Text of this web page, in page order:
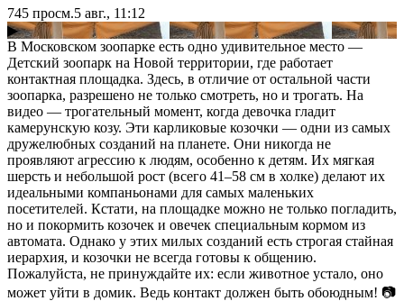
745 просм.5 авг., 11:12
▶
В Московском зоопарке есть одно удивительное место —
Детский зоопарк на Новой территории, где работает
контактная площадка. Здесь, в отличие от остальной части
зоопарка, разрешено не только смотреть, но и трогать. На
видео — трогательный момент, когда девочка гладит
камерунскую козу. Эти карликовые козочки — одни из самых
дружелюбных созданий на планете. Они никогда не
проявляют агрессию к людям, особенно к детям. Их мягкая
шерсть и небольшой рост (всего 41–58 см в холке) делают их
идеальными компаньонами для самых маленьких
посетителей. Кстати, на площадке можно не только погладить,
но и покормить козочек и овечек специальным кормом из
автомата. Однако у этих милых созданий есть строгая стайная
иерархия, и козочки не всегда готовы к общению.
Пожалуйста, не принуждайте их: если животное устало, оно
может уйти в домик. Ведь контакт должен быть обоюдным! 📷